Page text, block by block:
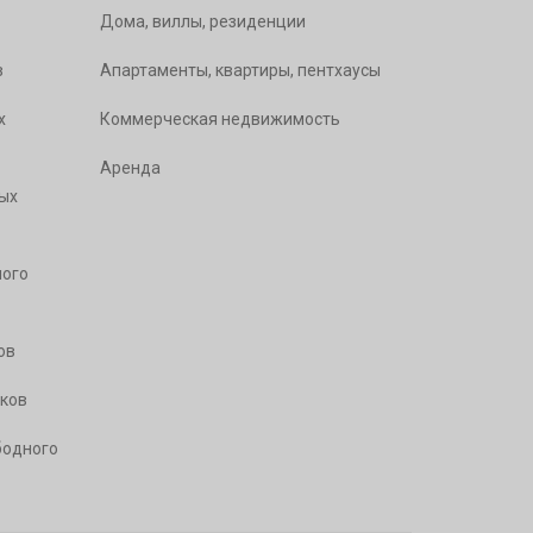
Дома, виллы, резиденции
Апартаменты, квартиры, пентхаусы
Коммерческая недвижимость
Аренда